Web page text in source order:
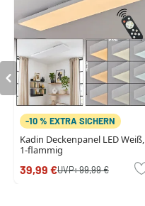
-10 % EXTRA SICHERN
Kadin Deckenpanel LED Weiß,
1-flammig
39,99 €UVP:99,99 €